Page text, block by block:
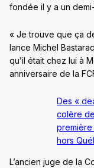
fondée il y a un
« Je trouve que ça
lance Michel
qu’il était chez lui à
anniversaire de la
Des «
colère
hors
L’ancien juge de la